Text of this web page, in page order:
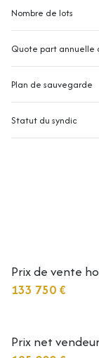
Nombre de lots
Quote part annuelle
Plan de sauvegarde
Statut du syndic
Prix de vente
133 750 €
Prix net vendeur